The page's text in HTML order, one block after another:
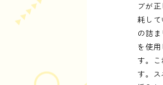
ブが
耗し
の詰
を使
す。
す。